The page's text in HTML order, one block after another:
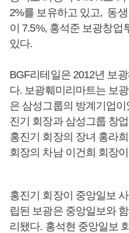
2%를 보유하고 있고, 동
이 7.5%, 홍석준 보광창업
있다.
BGF리테일은 2012년 보
다. 보광훼미리마트는 보
은 삼성그룹의 방계기업
진기 회장과 삼성그룹 창
홍진기 회장의 장녀 홍라
회장의 차남 이건희 회장
홍진기 회장이 중앙일보
립된 보광은 중앙일보와
리됐다. 홍석현 중앙일보